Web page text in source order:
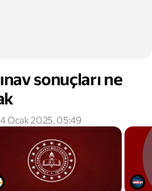
sonuçları ne
Ocak 2025, 05:49